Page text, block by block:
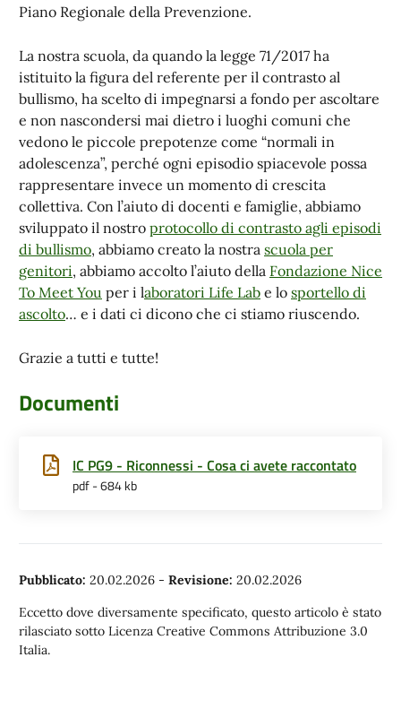
Piano Regionale della Prevenzione.
La nostra scuola, da quando la legge 71/2017 ha
istituito la figura del referente per il contrasto al
bullismo, ha scelto di impegnarsi a fondo per ascoltare
e non nascondersi mai dietro i luoghi comuni che
vedono le piccole prepotenze come “normali in
adolescenza”, perché ogni episodio spiacevole possa
rappresentare invece un momento di crescita
collettiva. Con l’aiuto di docenti e famiglie, abbiamo
sviluppato il nostro protocollo di contrasto agli episodi
di bullismo, abbiamo creato la nostra scuola per
genitori, abbiamo accolto l’aiuto della Fondazione Nice
To Meet You per i laboratori Life Lab e lo sportello di
ascolto… e i dati ci dicono che ci stiamo riuscendo.
Grazie a tutti e tutte!
Documenti
IC PG9 - Riconnessi - Cosa ci avete raccontato
pdf - 684 kb
Pubblicato: 20.02.2026 - Revisione: 20.02.2026
Eccetto dove diversamente specificato, questo articolo è stato
rilasciato sotto Licenza Creative Commons Attribuzione 3.0
Italia.